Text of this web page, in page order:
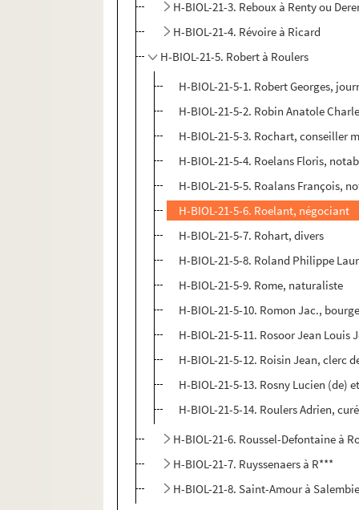
H-BIOL-21-3. Reboux à Renty ou
H-BIOL-21-4. Révoire à Ricard
H-BIOL-21-5. Robert à Roulers
H-BIOL-21-5-1. Robert Georges,
H-BIOL-21-5-2. Robin Anatole
H-BIOL-21-5-3. Rochart, conseiller
H-BIOL-21-5-4. Roelans Floris,
H-BIOL-21-5-5. Roalans François,
H-BIOL-21-5-6. Roelant, négociant
H-BIOL-21-5-7. Rohart, divers
H-BIOL-21-5-8. Roland Philippe
H-BIOL-21-5-9. Rome, naturaliste
H-BIOL-21-5-10. Romon Jac.,
H-BIOL-21-5-11. Rosoor Jean Louis
H-BIOL-21-5-12. Roisin Jean, clerc
H-BIOL-21-5-13. Rosny Lucien (de)
H-BIOL-21-5-14. Roulers Adrien, curé
H-BIOL-21-6. Roussel-Defontaine à
H-BIOL-21-7. Ruyssenaers à R***
H-BIOL-21-8. Saint-Amour à